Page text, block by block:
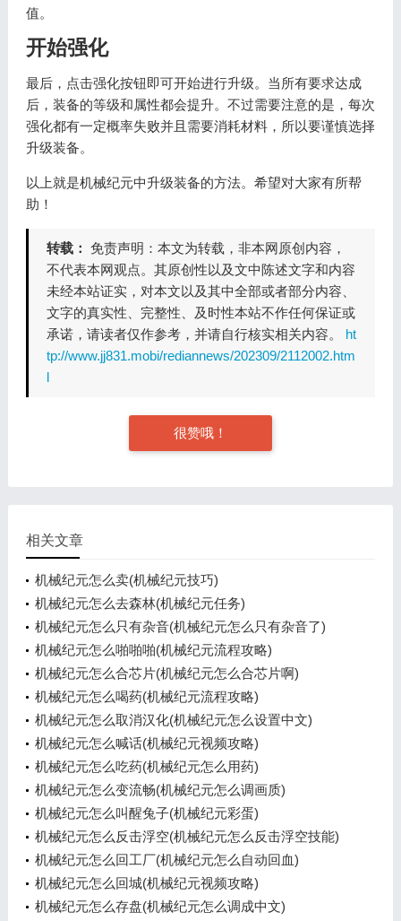
值。
开始强化
最后，点击强化按钮即可开始进行升级。当所有要求达成
后，装备的等级和属性都会提升。不过需要注意的是，每次
强化都有一定概率失败并且需要消耗材料，所以要谨慎选择
升级装备。
以上就是机械纪元中升级装备的方法。希望对大家有所帮
助！
转载： 免责声明：本文为转载，非本网原创内容，
不代表本网观点。其原创性以及文中陈述文字和内容
未经本站证实，对本文以及其中全部或者部分内容、
文字的真实性、完整性、及时性本站不作任何保证或
承诺，请读者仅作参考，并请自行核实相关内容。 ht
tp://www.jj831.mobi/rediannews/202309/2112002.htm
l
很赞哦！
相关文章
机械纪元怎么卖(机械纪元技巧)
机械纪元怎么去森林(机械纪元任务)
机械纪元怎么只有杂音(机械纪元怎么只有杂音了)
机械纪元怎么啪啪啪(机械纪元流程攻略)
机械纪元怎么合芯片(机械纪元怎么合芯片啊)
机械纪元怎么喝药(机械纪元流程攻略)
机械纪元怎么取消汉化(机械纪元怎么设置中文)
机械纪元怎么喊话(机械纪元视频攻略)
机械纪元怎么吃药(机械纪元怎么用药)
机械纪元怎么变流畅(机械纪元怎么调画质)
机械纪元怎么叫醒兔子(机械纪元彩蛋)
机械纪元怎么反击浮空(机械纪元怎么反击浮空技能)
机械纪元怎么回工厂(机械纪元怎么自动回血)
机械纪元怎么回城(机械纪元视频攻略)
机械纪元怎么存盘(机械纪元怎么调成中文)